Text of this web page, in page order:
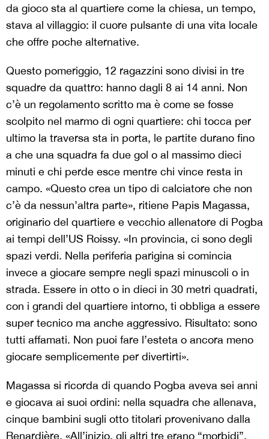
da gioco sta al quartiere come la chiesa, un tempo,
stava al villaggio: il cuore pulsante di una vita locale
che offre poche alternative.
Questo pomeriggio, 12 ragazzini sono divisi in tre
squadre da quattro: hanno dagli 8 ai 14 anni. Non
c’è un regolamento scritto ma è come se fosse
scolpito nel marmo di ogni quartiere: chi tocca per
ultimo la traversa sta in porta, le partite durano fino
a che una squadra fa due gol o al massimo dieci
minuti e chi perde esce mentre chi vince resta in
campo. «Questo crea un tipo di calciatore che non
c’è da nessun’altra parte», ritiene Papis Magassa,
originario del quartiere e vecchio allenatore di Pogba
ai tempi dell’US Roissy. «In provincia, ci sono degli
spazi verdi. Nella periferia parigina si comincia
invece a giocare sempre negli spazi minuscoli o in
strada. Essere in otto o in dieci in 30 metri quadrati,
con i grandi del quartiere intorno, ti obbliga a essere
super tecnico ma anche aggressivo. Risultato: sono
tutti affamati. Non puoi fare l’esteta o ancora meno
giocare semplicemente per divertirti».
Magassa si ricorda di quando Pogba aveva sei anni
e giocava ai suoi ordini: nella squadra che allenava,
cinque bambini sugli otto titolari provenivano dalla
Renardière. «All’inizio, gli altri tre erano “morbidi”.